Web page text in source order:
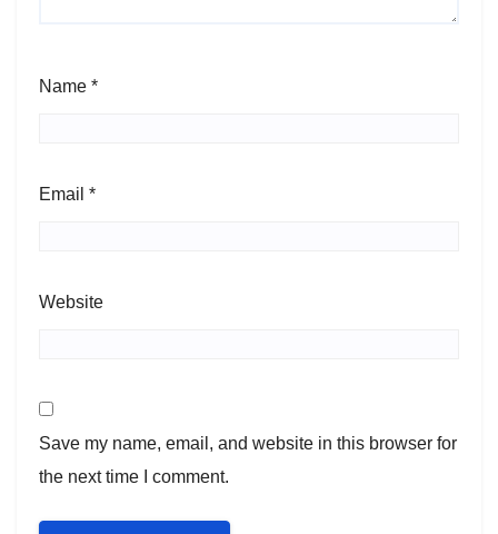
Name *
Email *
Website
Save my name, email, and website in this browser for
the next time I comment.